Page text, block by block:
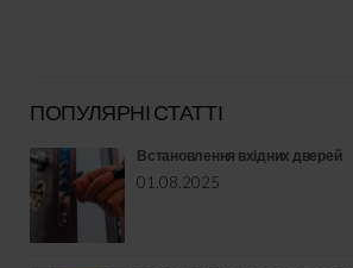
ПОПУЛЯРНІ СТАТТІ
Встановлення вхідних дверей
01.08.2025